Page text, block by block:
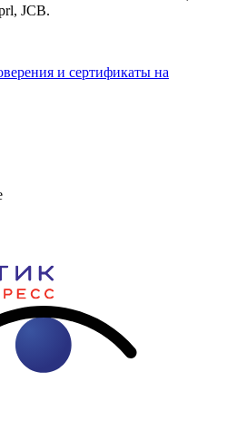
JCB.
и сертификаты на